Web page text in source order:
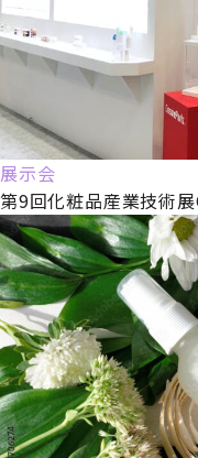
展示会
第9回化粧品産業技術